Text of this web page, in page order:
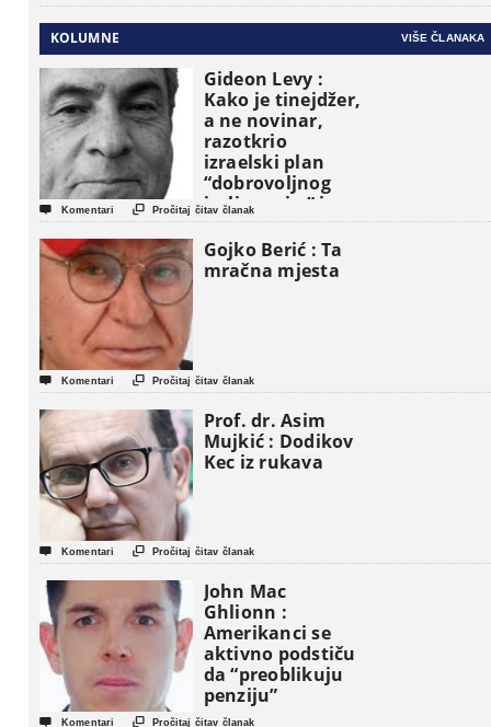
KOLUMNE VIŠE ČLANAKA
Gideon Levy :
Kako je tinejdžer,
a ne novinar,
razotkrio
izraelski plan
“dobrovoljnog
iseljavanja ” iz
Gaze
 Komentari  Pročitaj čitav članak
Gojko Berić : Ta
mračna mjesta
 Komentari  Pročitaj čitav članak
Prof. dr. Asim
Mujkić : Dodikov
Kec iz rukava
 Komentari  Pročitaj čitav članak
John Mac
Ghlionn :
Amerikanci se
aktivno podstiču
da “preoblikuju
penziju”
 Komentari  Pročitaj čitav članak